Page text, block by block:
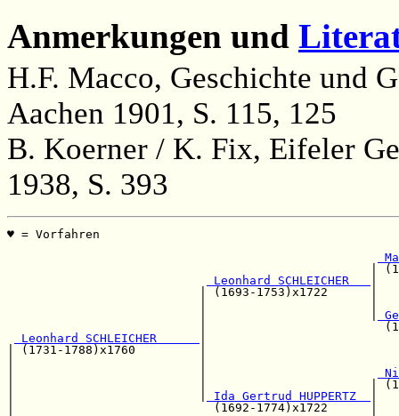
Anmerkungen und
H.F. Macco, Geschichte und
Aachen 1901, S. 115, 125
B. Koerner / K. Fix, Eifeler
1938, S. 393
♥ =
Leonhard SCHLEICHER
| (1693-
|
Leonhard SCHLEICHER
| (1731-
|                          |                       |
Ida Gertrud HUPPERTZ
|                            (1692-